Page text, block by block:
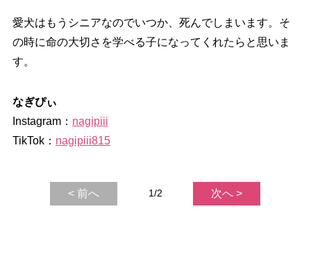
愛犬はもうシニアなのでいつか、死んでしまいます。そ
の時に命の大切さを学べる子になってくれたらと思いま
す。
なぎぴぃ
Instagram： nagipiii
TikTok： nagipiii815
< 前へ 1/2 次へ >